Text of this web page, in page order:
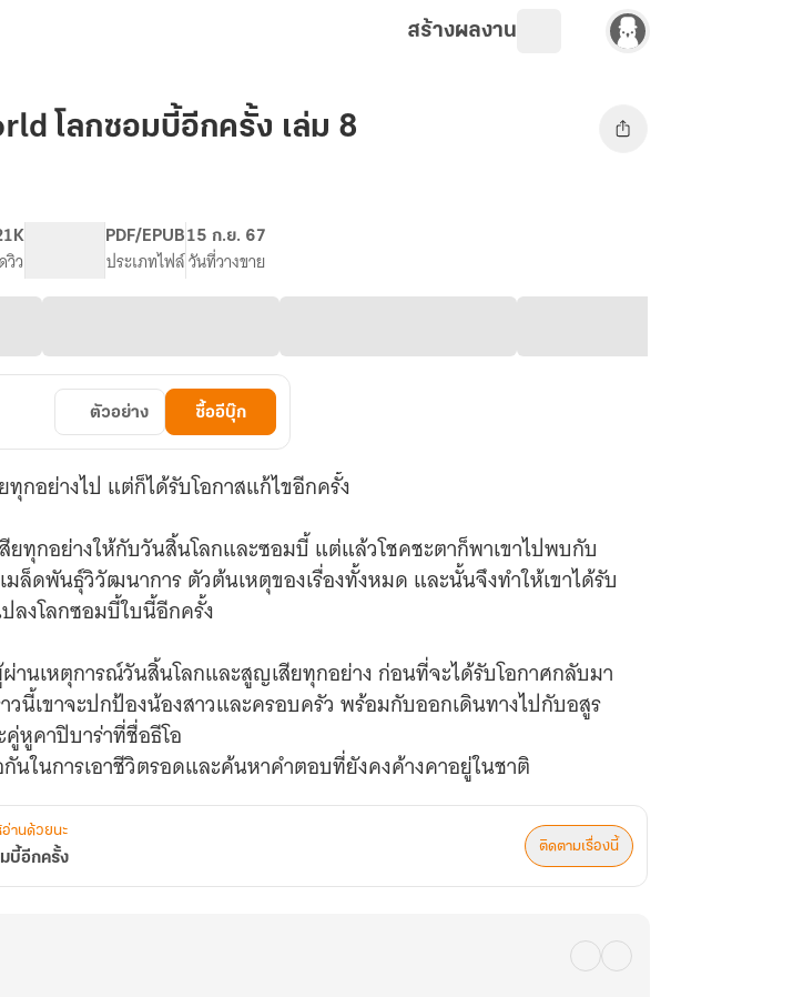
สร้างผลงาน
โลกซอมบี้อีกครั้ง เล่ม 8
วิว
PDF/EPUB
ประเภทไฟล์
15 ก.ย. 67
วันที่วางขาย
ตัวอย่าง ซื้ออีบุ๊ก
กอย่างไป แต่ก็ได้รับโอกาสแก้ไขอีกครั้ง
ยทุกอย่างให้กับวันสิ้นโลกและซอมบี้ แต่แล้วโชคชะตาก็พาเขาไปพบกับ
ล็ดพันธุ์วิวัฒนาการ ตัวต้นเหตุของเรื่องทั้งหมด และนั้นจึงทำให้เขาได้รับ
ลงโลกซอมบี้ใบนี้อีกครั้ง
านเหตุการณ์วันสิ้นโลกและสูญเสียทุกอย่าง ก่อนที่จะได้รับโอกาศกลับมา
วนี้เขาจะปกป้องน้องสาวและครอบครัว พร้อมกับออกเดินทางไปกับอสูร
หูคาปิบาร่าที่ชื่อธีโอ
อ่านด้วยนะ
บี้อีกครั้ง
ติดตามเรื่องนี้